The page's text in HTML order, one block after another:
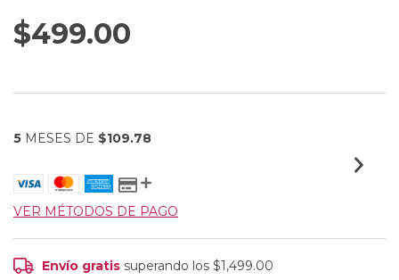
$499.00
5 MESES DE $109.78
VER MÉTODOS DE PAGO
Envío gratis superando los$1,499.00